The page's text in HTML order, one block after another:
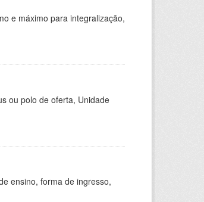
e máximo para integralização,
ou polo de oferta, Unidade
ensino, forma de ingresso,